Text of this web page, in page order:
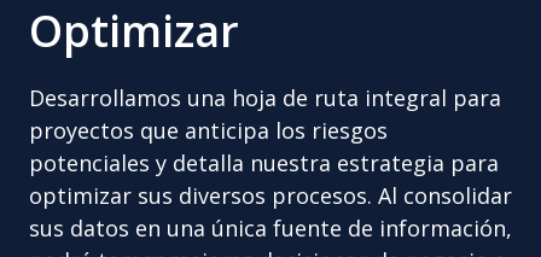
Optimizar
Desarrollamos una hoja de ruta integral para
proyectos que anticipa los riesgos
potenciales y detalla nuestra estrategia para
optimizar sus diversos procesos. Al consolidar
sus datos en una única fuente de información,